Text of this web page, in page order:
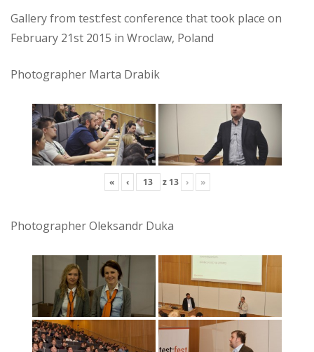
Gallery from test:fest conference that took place on
February 21st 2015 in Wroclaw, Poland
Photographer Marta Drabik
« ‹ z 13 › »
Photographer Oleksandr Duka